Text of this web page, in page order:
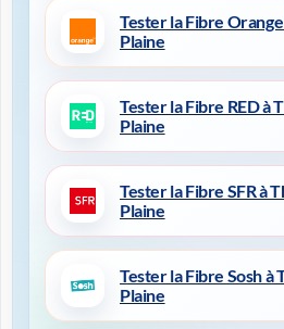
Tester la Fibre
Plaine
Tester la Fibre RED à
Plaine
Tester la Fibre SFR à
Plaine
Tester la Fibre Sosh à
Plaine